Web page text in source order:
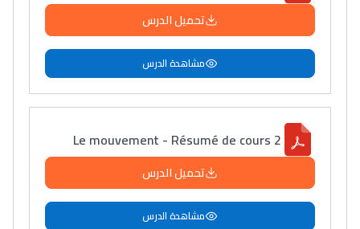
تحميل الدرس
مشاهدة الدرس
Le mouvement - Résumé de cours 2
تحميل الدرس
مشاهدة الدرس